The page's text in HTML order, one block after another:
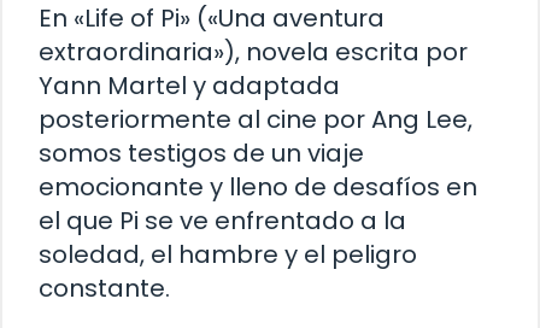
En «Life of Pi» («Una aventura
extraordinaria»), novela escrita por
Yann Martel y adaptada
posteriormente al cine por Ang Lee,
somos testigos de un viaje
emocionante y lleno de desafíos en
el que Pi se ve enfrentado a la
soledad, el hambre y el peligro
constante.